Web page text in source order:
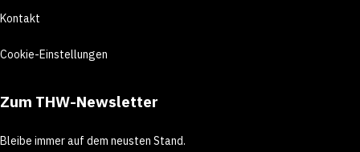
Kontakt
Cookie-Einstellungen
Zum THW-Newsletter
Bleibe immer auf dem neusten Stand.